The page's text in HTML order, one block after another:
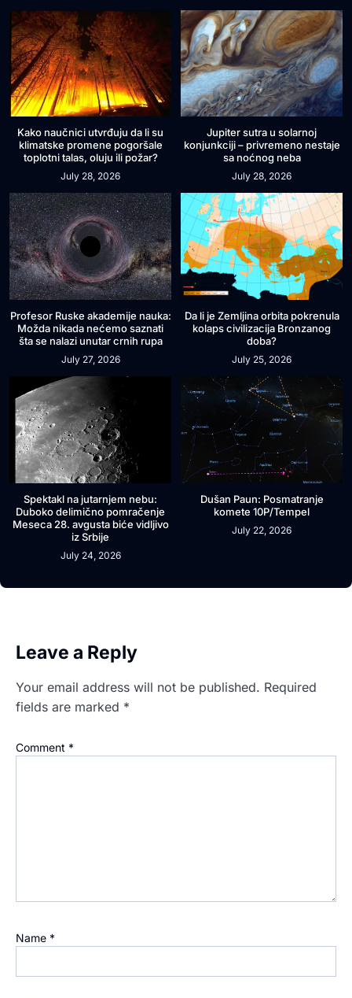
Kako naučnici utvrđuju da li su
klimatske promene pogoršale
toplotni talas, oluju ili požar?
July 28, 2026
Jupiter sutra u solarnoj
konjunkciji – privremeno nestaje
sa noćnog neba
July 28, 2026
Profesor Ruske akademije nauka:
Možda nikada nećemo saznati
šta se nalazi unutar crnih rupa
July 27, 2026
Da li je Zemljina orbita pokrenula
kolaps civilizacija Bronzanog
doba?
July 25, 2026
Spektakl na jutarnjem nebu:
Duboko delimično pomračenje
Meseca 28. avgusta biće vidljivo
iz Srbije
July 24, 2026
Dušan Paun: Posmatranje
komete 10P/Tempel
July 22, 2026
Leave a Reply
Your email address will not be published. Required
fields are marked *
Comment *
Name *